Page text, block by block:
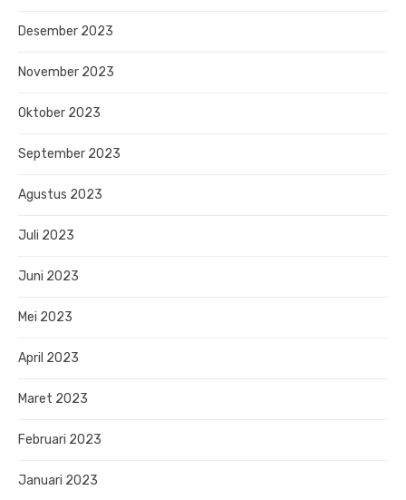
Desember 2023
November 2023
Oktober 2023
September 2023
Agustus 2023
Juli 2023
Juni 2023
Mei 2023
April 2023
Maret 2023
Februari 2023
Januari 2023